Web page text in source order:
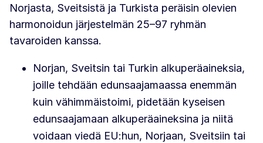
Norjasta, Sveitsistä ja Turkista peräisin olevien
harmonoidun järjestelmän 25–97 ryhmän
tavaroiden kanssa.
Norjan, Sveitsin tai Turkin alkuperäaineksia,
joille tehdään edunsaajamaassa enemmän
kuin vähimmäistoimi, pidetään kyseisen
edunsaajamaan alkuperäaineksina ja niitä
voidaan viedä EU:hun, Norjaan, Sveitsiin tai